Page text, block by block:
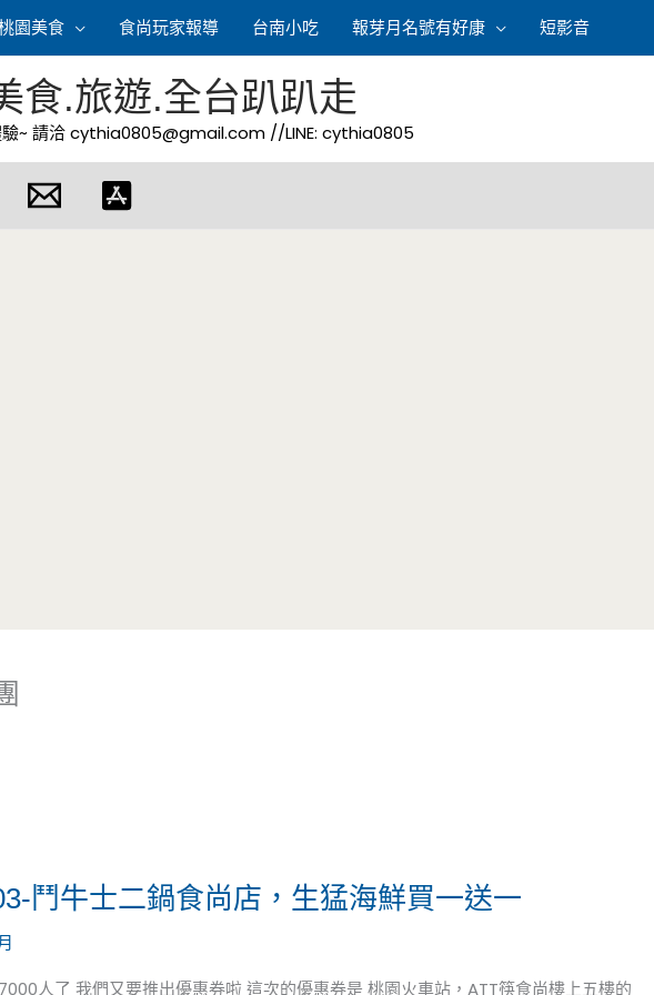
園美食 食尚玩家報導 台南小吃 報芽月名號有好康 短影音
食.旅遊.全台趴趴走
~ 請洽cythia0805@gmail.com //LINE: cythia0805
鬥牛士二鍋食尚店，生猛海鮮買一送一
人了 我們又要推出優惠券啦 這次的優惠券是 桃園火車站，ATT筷食尚樓上五樓的